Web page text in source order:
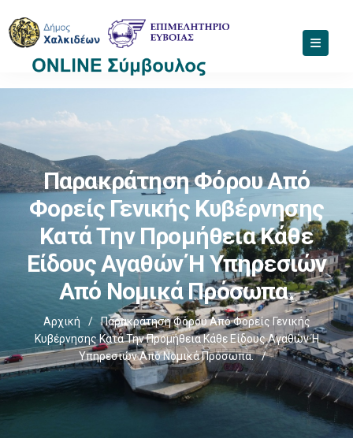
Παρακράτηση Φόρου Από
Φορείς Γενικής Κυβέρνησης
Κατά Την Προμήθεια Κάθε
Είδους Αγαθών Ή Υπηρεσιών
Από Νομικά Πρόσωπα.
Αρχική /
Παρακράτηση Φόρου Από Φορείς Γενικής
Κυβέρνησης Κατά Την Προμήθεια Κάθε Είδους Αγαθών Ή
Υπηρεσιών Από Νομικά Πρόσωπα.
/